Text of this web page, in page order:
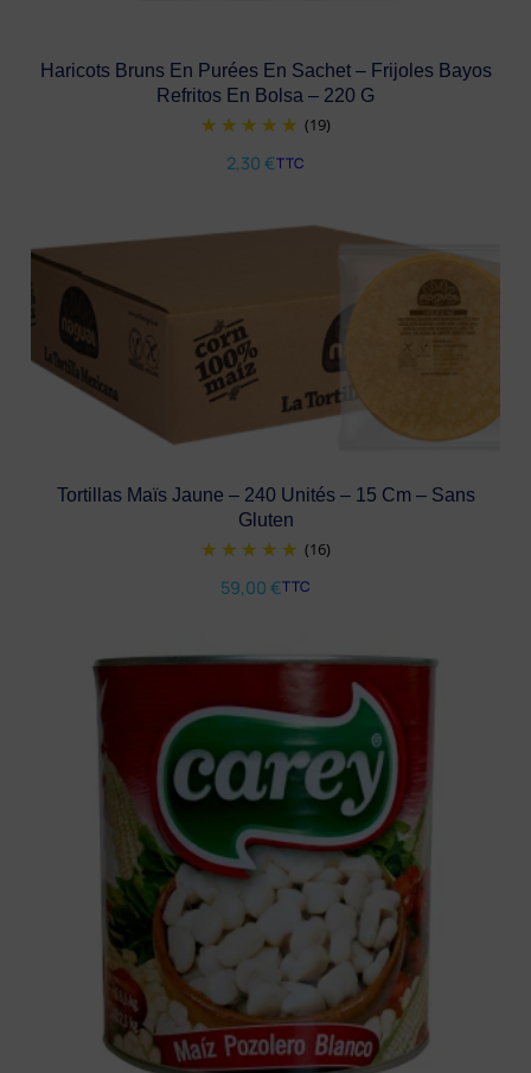
Haricots Bruns En Purées En Sachet – Frijoles Bayos
Refritos En Bolsa – 220 G
(19)
2,30 €TTC
Tortillas Maïs Jaune – 240 Unités – 15 Cm – Sans
Gluten
(16)
59,00 €TTC